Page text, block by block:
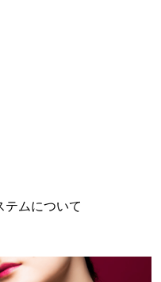
テムについて